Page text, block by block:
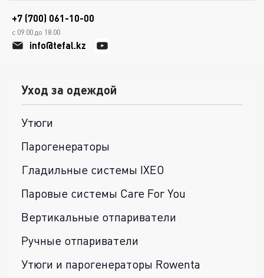
+7 (700) 061-10-00
с 09.00 до 18.00
info@tefal.kz
Уход за одеждой
Утюги
Парогенераторы
Гладильные системы IXEO
Паровые системы Care For You
Вертикальные отпариватели
Ручные отпариватели
Утюги и парогенераторы Rowenta